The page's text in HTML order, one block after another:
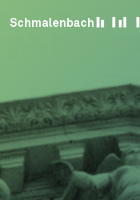
Schmalenbach